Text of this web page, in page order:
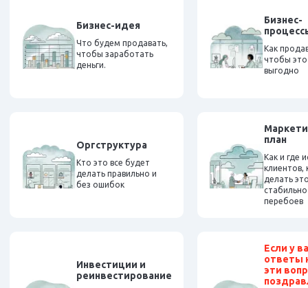
Бизнес-идея
Что будем продавать,
чтобы заработать
деньги.
Бизнес-
Как
чтобы
выгодно
Оргструктура
Кто это все будет
делать правильно и
без ошибок
план
Как и где
клиентов,
делать
перебоев
Инвестиции и
реинвестирование
Если у
ответы
эти